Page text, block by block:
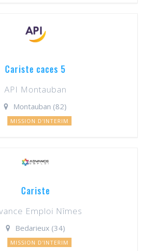
Cariste caces 5
API Montauban
Montauban (82)
MISSION D'INTERIM
Cariste
Emploi Nîmes
Bedarieux (34)
MISSION D'INTERIM